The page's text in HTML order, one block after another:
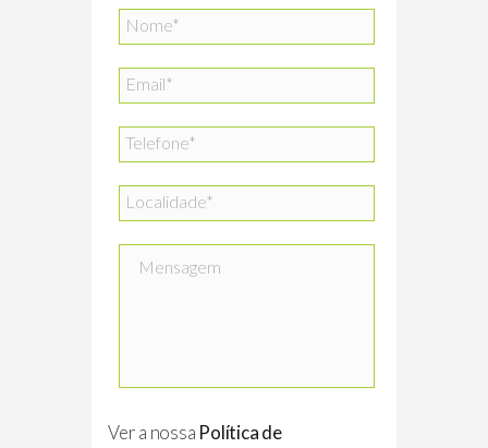
Ver a nossa Política de